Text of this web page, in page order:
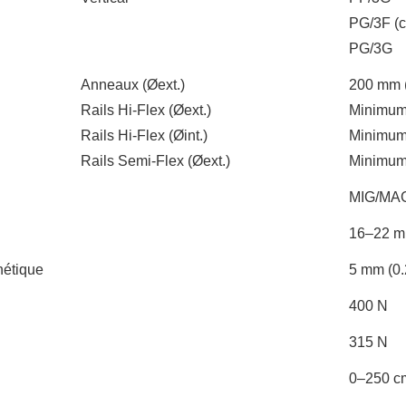
PG/3F
PG/3G
Anneaux (Øext.)
Rails Hi-Flex (Øext.)
Rails Hi-Flex (Øint.)
Rails Semi-Flex (Øext.)
200 mm
MIG/
16–22
5 mm
400 N
315 N
0–250